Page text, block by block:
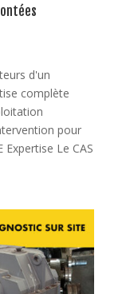
d'un
complète
pour
Le CAS